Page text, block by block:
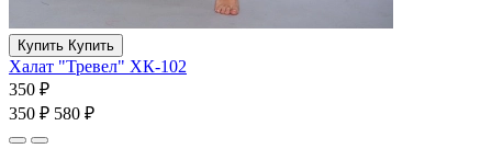
Купить Купить
Халат "Тревел" ХК-102
350 ₽
350 ₽ 580 ₽